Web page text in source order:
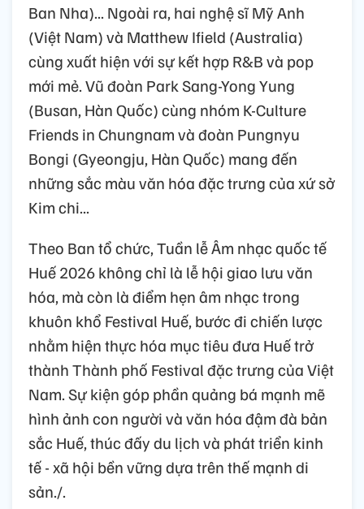
Ban Nha)... Ngoài ra, hai nghệ sĩ Mỹ Anh
(Việt Nam) và Matthew Ifield (Australia)
cùng xuất hiện với sự kết hợp R&B và pop
mới mẻ. Vũ đoàn Park Sang-Yong Yung
(Busan, Hàn Quốc) cùng nhóm K-Culture
Friends in Chungnam và đoàn Pungnyu
Bongi (Gyeongju, Hàn Quốc) mang đến
những sắc màu văn hóa đặc trưng của xứ sở
Kim chi...
Theo Ban tổ chức, Tuần lễ Âm nhạc quốc tế
Huế 2026 không chỉ là lễ hội giao lưu văn
hóa, mà còn là điểm hẹn âm nhạc trong
khuôn khổ Festival Huế, bước đi chiến lược
nhằm hiện thực hóa mục tiêu đưa Huế trở
thành Thành phố Festival đặc trưng của Việt
Nam. Sự kiện góp phần quảng bá mạnh mẽ
hình ảnh con người và văn hóa đậm đà bản
sắc Huế, thúc đấy du lịch và phát triển kinh
tế - xã hội bền vững dựa trên thế mạnh di
sản./.